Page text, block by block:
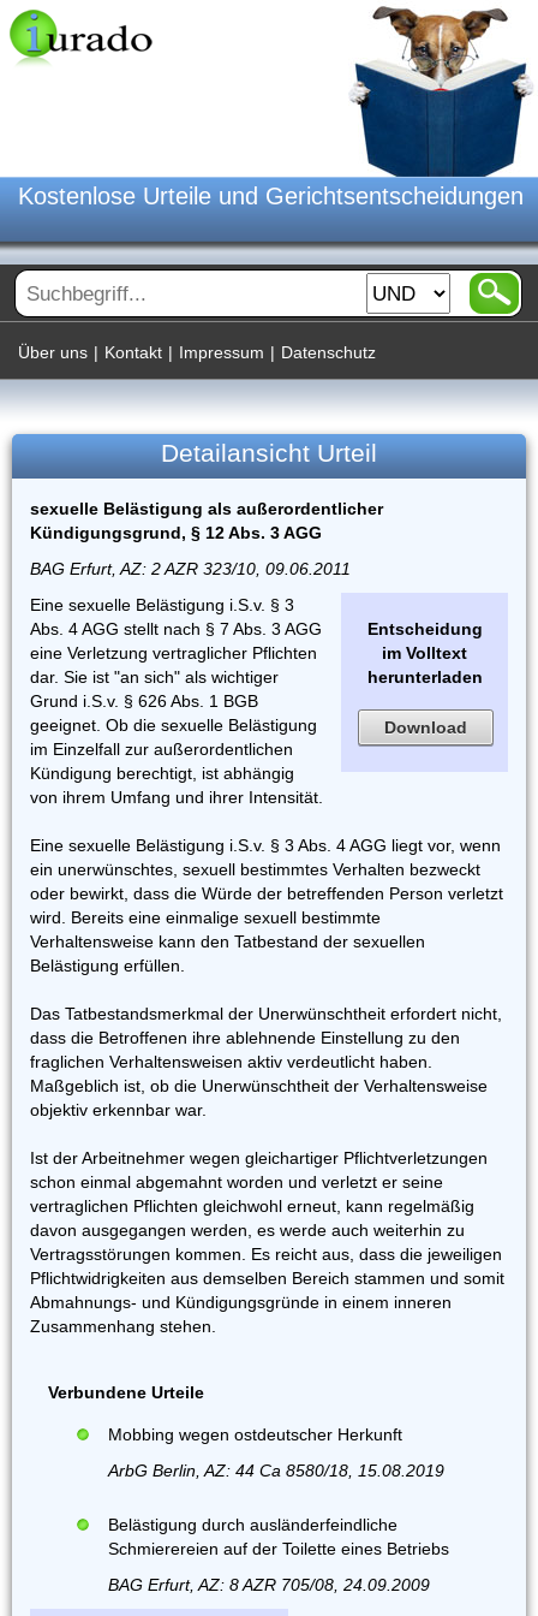
Kostenlose Urteile und Gerichtsentscheidungen
Über uns | Kontakt | Impressum | Datenschutz
Detailansicht Urteil
sexuelle Belästigung als außerordentlicher
Kündigungsgrund, § 12 Abs. 3 AGG
BAG Erfurt, AZ: 2 AZR 323/10, 09.06.2011
Entscheidung
im Volltext
herunterladen
Download
Eine sexuelle Belästigung i.S.v. § 3
Abs. 4 AGG stellt nach § 7 Abs. 3 AGG
eine Verletzung vertraglicher Pflichten
dar. Sie ist "an sich" als wichtiger
Grund i.S.v. § 626 Abs. 1 BGB
geeignet. Ob die sexuelle Belästigung
im Einzelfall zur außerordentlichen
Kündigung berechtigt, ist abhängig
von ihrem Umfang und ihrer Intensität.
Eine sexuelle Belästigung i.S.v. § 3 Abs. 4 AGG liegt vor, wenn
ein unerwünschtes, sexuell bestimmtes Verhalten bezweckt
oder bewirkt, dass die Würde der betreffenden Person verletzt
wird. Bereits eine einmalige sexuell bestimmte
Verhaltensweise kann den Tatbestand der sexuellen
Belästigung erfüllen.
Das Tatbestandsmerkmal der Unerwünschtheit erfordert nicht,
dass die Betroffenen ihre ablehnende Einstellung zu den
fraglichen Verhaltensweisen aktiv verdeutlicht haben.
Maßgeblich ist, ob die Unerwünschtheit der Verhaltensweise
objektiv erkennbar war.
Ist der Arbeitnehmer wegen gleichartiger Pflichtverletzungen
schon einmal abgemahnt worden und verletzt er seine
vertraglichen Pflichten gleichwohl erneut, kann regelmäßig
davon ausgegangen werden, es werde auch weiterhin zu
Vertragsstörungen kommen. Es reicht aus, dass die jeweiligen
Pflichtwidrigkeiten aus demselben Bereich stammen und somit
Abmahnungs- und Kündigungsgründe in einem inneren
Zusammenhang stehen.
Verbundene Urteile
Mobbing wegen ostdeutscher Herkunft
ArbG Berlin, AZ: 44 Ca 8580/18, 15.08.2019
Belästigung durch ausländerfeindliche
Schmierereien auf der Toilette eines Betriebs
BAG Erfurt, AZ: 8 AZR 705/08, 24.09.2009